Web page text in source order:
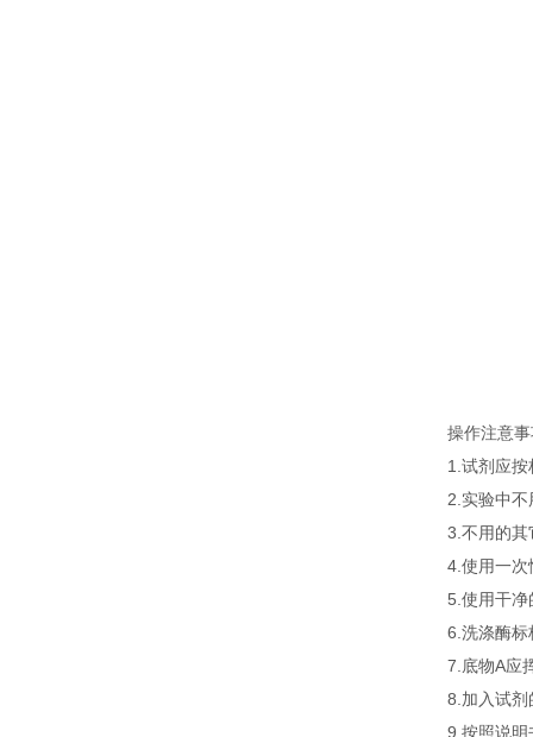
操作注意
1.试剂应
2.实验中
3.不用的其
4.使用一次
5.使用干净
6.洗涤酶标
7.底物A应
8.加入试剂
9.按照说明